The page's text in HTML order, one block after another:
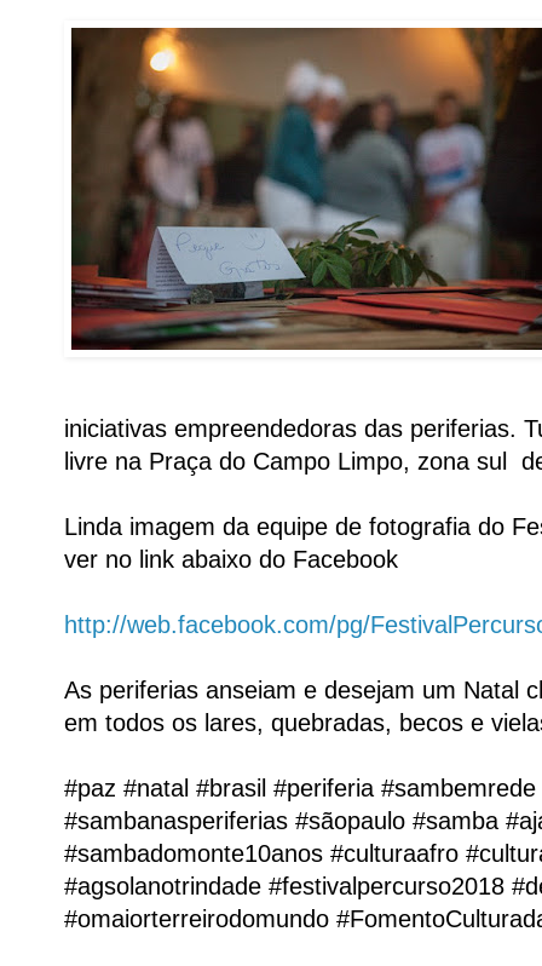
iniciativas empreendedoras das periferias.
livre na Praça do Campo Limpo, zona sul
Linda imagem da equipe de fotografia do
ver no link abaixo do Facebook
http://web.facebook.com/pg/
As periferias anseiam e desejam um Natal
em todos os lares, quebradas, becos e
#paz #natal #brasil #periferia
#sambanasperiferias #sãopaulo #samba
#sambadomonte10anos #culturaafro
#agsolanotrindade #festivalpercurso2018
#omaiorterreirodomundo